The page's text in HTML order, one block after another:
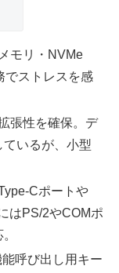
モリ・NVMe
でストレスを感
張性を確保。デ
いるが、小型
Cポートや
はPS/2やCOMポ
呼び出し用キー